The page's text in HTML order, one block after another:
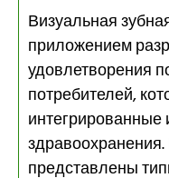
Визуальная
приложением
удовлетворения
потребителей,
представлены